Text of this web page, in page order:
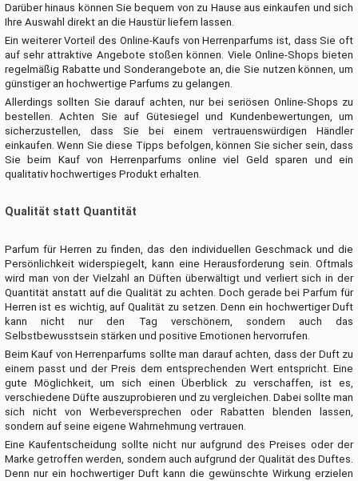
Darüber hinaus können Sie bequem von zu Hause aus einkaufen und sich
Ihre Auswahl direkt an die Haustür liefern lassen.
Ein weiterer Vorteil des Online-Kaufs von Herrenparfums ist, dass Sie oft
auf sehr attraktive Angebote stoßen können. Viele Online-Shops bieten
regelmäßig Rabatte und Sonderangebote an, die Sie nutzen können, um
günstiger an hochwertige Parfums zu gelangen.
Allerdings sollten Sie darauf achten, nur bei seriösen Online-Shops zu
bestellen. Achten Sie auf Gütesiegel und Kundenbewertungen, um
sicherzustellen, dass Sie bei einem vertrauenswürdigen Händler
einkaufen. Wenn Sie diese Tipps befolgen, können Sie sicher sein, dass
Sie beim Kauf von Herrenparfums online viel Geld sparen und ein
qualitativ hochwertiges Produkt erhalten.
Qualität statt Quantität
Parfum für Herren zu finden, das den individuellen Geschmack und die
Persönlichkeit widerspiegelt, kann eine Herausforderung sein. Oftmals
wird man von der Vielzahl an Düften überwältigt und verliert sich in der
Quantität anstatt auf die Qualität zu achten. Doch gerade bei Parfum für
Herren ist es wichtig, auf Qualität zu setzen. Denn ein hochwertiger Duft
kann nicht nur den Tag verschönern, sondern auch das
Selbstbewusstsein stärken und positive Emotionen hervorrufen.
Beim Kauf von Herrenparfums sollte man darauf achten, dass der Duft zu
einem passt und der Preis dem entsprechenden Wert entspricht. Eine
gute Möglichkeit, um sich einen Überblick zu verschaffen, ist es,
verschiedene Düfte auszuprobieren und zu vergleichen. Dabei sollte man
sich nicht von Werbeversprechen oder Rabatten blenden lassen,
sondern auf seine eigene Wahrnehmung vertrauen.
Eine Kaufentscheidung sollte nicht nur aufgrund des Preises oder der
Marke getroffen werden, sondern auch aufgrund der Qualität des Duftes.
Denn nur ein hochwertiger Duft kann die gewünschte Wirkung erzielen